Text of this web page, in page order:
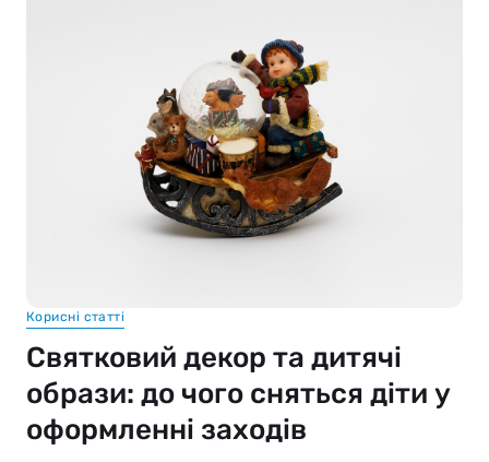
Корисні статті
Святковий декор та дитячі
образи: до чого сняться діти у
оформленні заходів